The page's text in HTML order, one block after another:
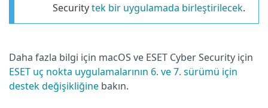
Securitytek bir uygulamada birleştirilecek.
Daha fazla bilgi için macOS ve ESET Cyber Security için
ESET uç nokta uygulamalarının 6. ve 7. sürümü için
destek değişikliğine bakın.